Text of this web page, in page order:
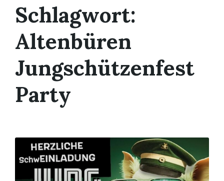
Schlagwort:
Altenbüren
Jungschützenfest
Party
Mehr
erfahren